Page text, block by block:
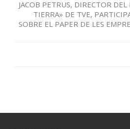
JACOB PETRUS, DIRECTOR
TIERRA» DE TVE,
SOBRE EL PAPER DE LES